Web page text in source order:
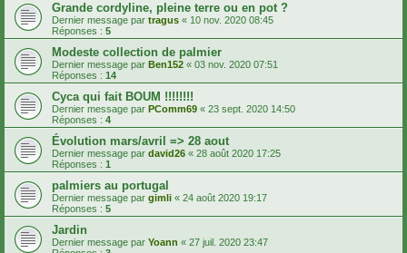
Grande cordyline, pleine terre ou en pot ?
Dernier message par tragus « 10 nov. 2020 08:45
Réponses : 5
Modeste collection de palmier
Dernier message par Ben152 « 03 nov. 2020 07:51
Réponses : 14
Cyca qui fait BOUM !!!!!!!!
Dernier message par PComm69 « 23 sept. 2020 14:50
Réponses : 4
Évolution mars/avril => 28 aout
Dernier message par david26 « 28 août 2020 17:25
Réponses : 1
palmiers au portugal
Dernier message par gimli « 24 août 2020 19:17
Réponses : 5
Jardin
Dernier message par Yoann « 27 juil. 2020 23:47